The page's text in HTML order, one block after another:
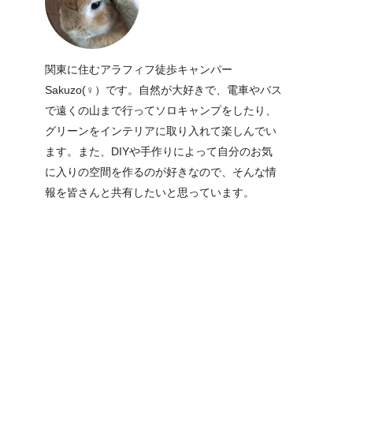
関東に住むアラフィフ徒歩キャンパー
Sakuzo(♀）です。自然が大好きで、電車やバス
で遠くの山まで行ってソロキャンプをしたり、
グリーンをインテリアに取り入れて楽しんでい
ます。また、DIYや手作りによって自分のお気
に入りの空間を作るのが好きなので、そんな情
報を皆さんと共有したいと思っています。